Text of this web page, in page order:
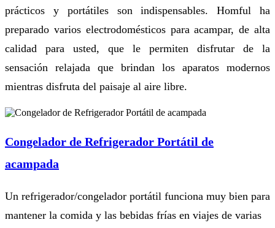
prácticos y portátiles son indispensables. Homful ha
preparado varios electrodomésticos para acampar, de alta
calidad para usted, que le permiten disfrutar de la
sensación relajada que brindan los aparatos modernos
mientras disfruta del paisaje al aire libre.
Congelador de Refrigerador Portátil de
acampada
Un refrigerador/congelador portátil funciona muy bien para
mantener la comida y las bebidas frías en viajes de varias